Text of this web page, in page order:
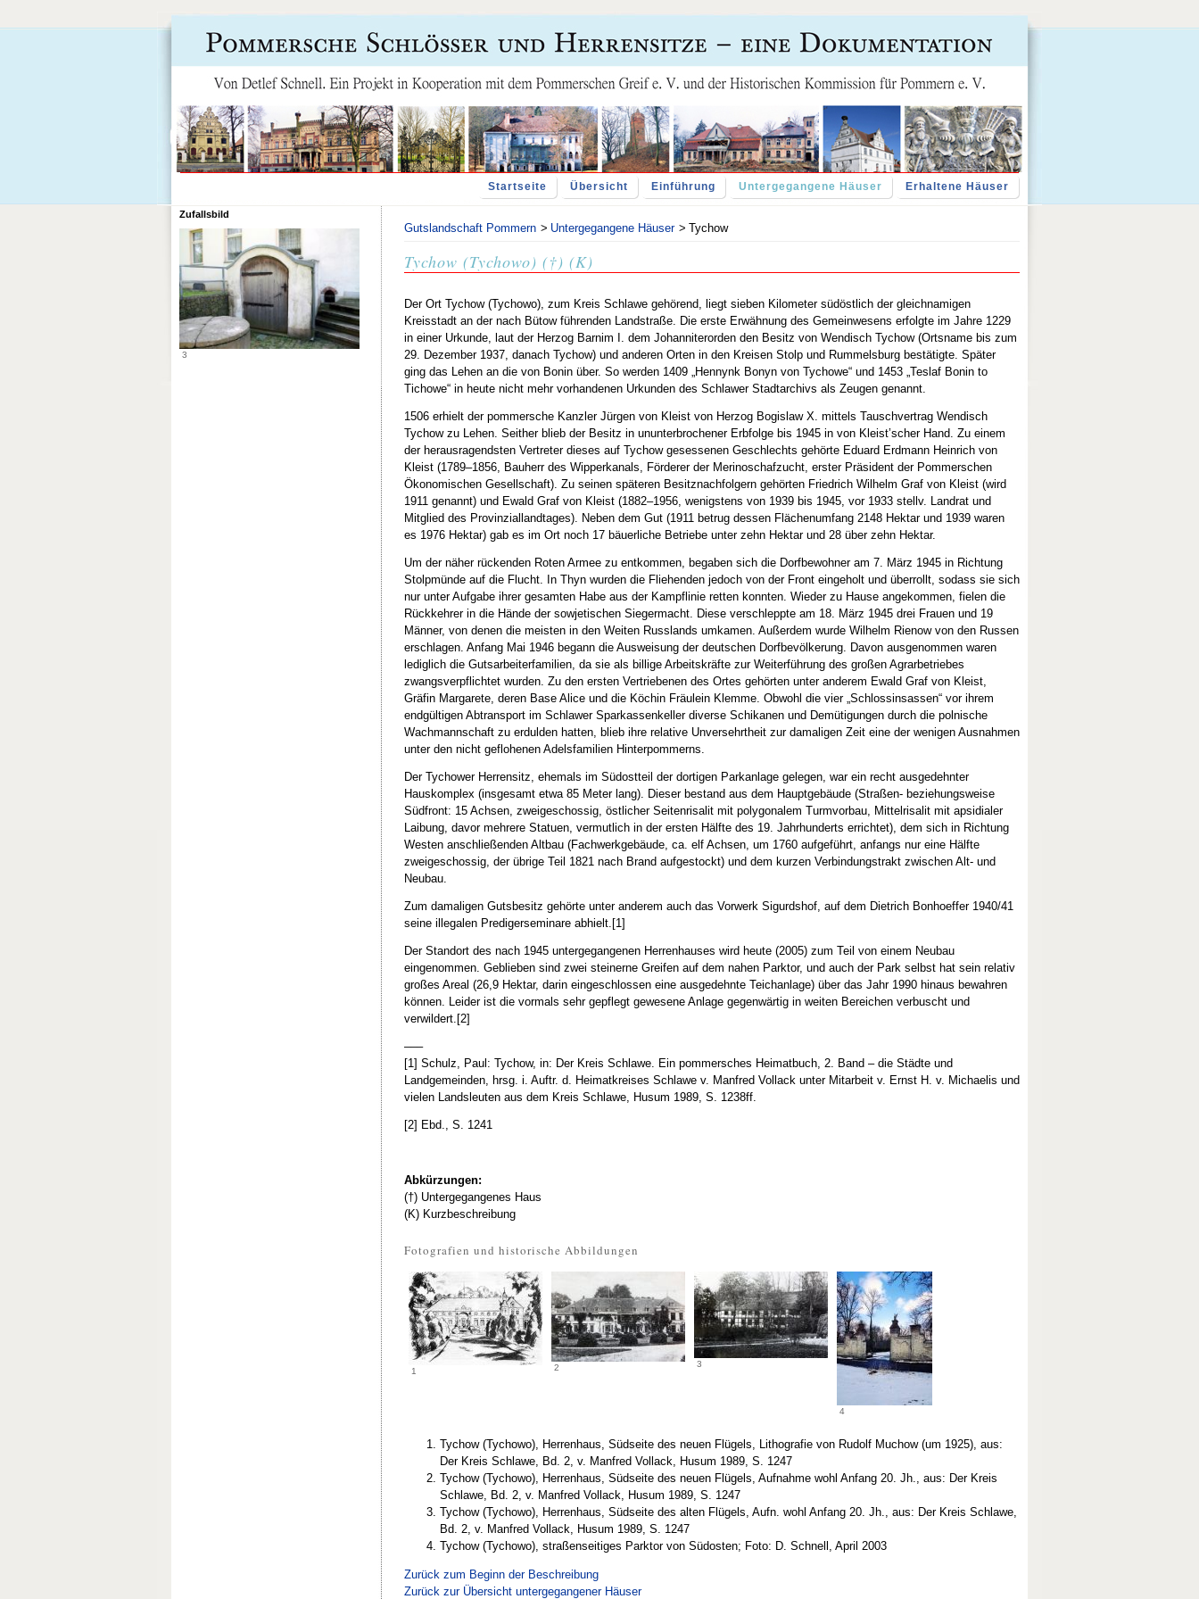
Startseite Übersicht Einführung Untergegangene Häuser Erhaltene Häuser
Gutslandschaft Pommern Untergegangene Häuser Tychow
Tychow (Tychowo) (†) (K)
Der Ort Tychow (Tychowo), zum Kreis Schlawe gehörend, liegt sieben Kilometer südöstlich der gleichnamigen
Kreisstadt an der nach Bütow führenden Landstraße. Die erste Erwähnung des Gemeinwesens erfolgte im Jahre 1229
in einer Urkunde, laut der Herzog Barnim I. dem Johanniterorden den Besitz von Wendisch Tychow (Ortsname bis zum
29. Dezember 1937, danach Tychow) und anderen Orten in den Kreisen Stolp und Rummelsburg bestätigte. Später
ging das Lehen an die von Bonin über. So werden 1409 „Hennynk Bonyn von Tychowe“ und 1453 „Teslaf Bonin to
Tichowe“ in heute nicht mehr vorhandenen Urkunden des Schlawer Stadtarchivs als Zeugen genannt.
1506 erhielt der pommersche Kanzler Jürgen von Kleist von Herzog Bogislaw X. mittels Tauschvertrag Wendisch
Tychow zu Lehen. Seither blieb der Besitz in ununterbrochener Erbfolge bis 1945 in von Kleist’scher Hand. Zu einem
der herausragendsten Vertreter dieses auf Tychow gesessenen Geschlechts gehörte Eduard Erdmann Heinrich von
Kleist (1789–1856, Bauherr des Wipperkanals, Förderer der Merinoschafzucht, erster Präsident der Pommerschen
Ökonomischen Gesellschaft). Zu seinen späteren Besitznachfolgern gehörten Friedrich Wilhelm Graf von Kleist (wird
1911 genannt) und Ewald Graf von Kleist (1882–1956, wenigstens von 1939 bis 1945, vor 1933 stellv. Landrat und
Mitglied des Provinziallandtages). Neben dem Gut (1911 betrug dessen Flächenumfang 2148 Hektar und 1939 waren
es 1976 Hektar) gab es im Ort noch 17 bäuerliche Betriebe unter zehn Hektar und 28 über zehn Hektar.
Um der näher rückenden Roten Armee zu entkommen, begaben sich die Dorfbewohner am 7. März 1945 in Richtung
Stolpmünde auf die Flucht. In Thyn wurden die Fliehenden jedoch von der Front eingeholt und überrollt, sodass sie sich
nur unter Aufgabe ihrer gesamten Habe aus der Kampflinie retten konnten. Wieder zu Hause angekommen, fielen die
Rückkehrer in die Hände der sowjetischen Siegermacht. Diese verschleppte am 18. März 1945 drei Frauen und 19
Männer, von denen die meisten in den Weiten Russlands umkamen. Außerdem wurde Wilhelm Rienow von den Russen
erschlagen. Anfang Mai 1946 begann die Ausweisung der deutschen Dorfbevölkerung. Davon ausgenommen waren
lediglich die Gutsarbeiterfamilien, da sie als billige Arbeitskräfte zur Weiterführung des großen Agrarbetriebes
zwangsverpflichtet wurden. Zu den ersten Vertriebenen des Ortes gehörten unter anderem Ewald Graf von Kleist,
Gräfin Margarete, deren Base Alice und die Köchin Fräulein Klemme. Obwohl die vier „Schlossinsassen“ vor ihrem
endgültigen Abtransport im Schlawer Sparkassenkeller diverse Schikanen und Demütigungen durch die polnische
Wachmannschaft zu erdulden hatten, blieb ihre relative Unversehrtheit zur damaligen Zeit eine der wenigen Ausnahmen
unter den nicht geflohenen Adelsfamilien Hinterpommerns.
Der Tychower Herrensitz, ehemals im Südostteil der dortigen Parkanlage gelegen, war ein recht ausgedehnter
Hauskomplex (insgesamt etwa 85 Meter lang). Dieser bestand aus dem Hauptgebäude (Straßen- beziehungsweise
Südfront: 15 Achsen, zweigeschossig, östlicher Seitenrisalit mit polygonalem Turmvorbau, Mittelrisalit mit apsidialer
Laibung, davor mehrere Statuen, vermutlich in der ersten Hälfte des 19. Jahrhunderts errichtet), dem sich in Richtung
Westen anschließenden Altbau (Fachwerkgebäude, ca. elf Achsen, um 1760 aufgeführt, anfangs nur eine Hälfte
zweigeschossig, der übrige Teil 1821 nach Brand aufgestockt) und dem kurzen Verbindungstrakt zwischen Alt- und
Neubau.
Zum damaligen Gutsbesitz gehörte unter anderem auch das Vorwerk Sigurdshof, auf dem Dietrich Bonhoeffer 1940/41
seine illegalen Predigerseminare abhielt.[1]
Der Standort des nach 1945 untergegangenen Herrenhauses wird heute (2005) zum Teil von einem Neubau
eingenommen. Geblieben sind zwei steinerne Greifen auf dem nahen Parktor, und auch der Park selbst hat sein relativ
großes Areal (26,9 Hektar, darin eingeschlossen eine ausgedehnte Teichanlage) über das Jahr 1990 hinaus bewahren
können. Leider ist die vormals sehr gepflegt gewesene Anlage gegenwärtig in weiten Bereichen verbuscht und
verwildert.[2]
–––
[1] Schulz, Paul: Tychow, in: Der Kreis Schlawe. Ein pommersches Heimatbuch, 2. Band – die Städte und
Landgemeinden, hrsg. i. Auftr. d. Heimatkreises Schlawe v. Manfred Vollack unter Mitarbeit v. Ernst H. v. Michaelis und
vielen Landsleuten aus dem Kreis Schlawe, Husum 1989, S. 1238ff.
[2] Ebd., S. 1241
Abkürzungen:
(†) Untergegangenes Haus
(K) Kurzbeschreibung
Fotografien und historische Abbildungen
1 2 3
4
Tychow (Tychowo), Herrenhaus, Südseite des neuen Flügels, Lithografie von Rudolf Muchow (um 1925), aus:
Der Kreis Schlawe, Bd. 2, v. Manfred Vollack, Husum 1989, S. 1247
Tychow (Tychowo), Herrenhaus, Südseite des neuen Flügels, Aufnahme wohl Anfang 20. Jh., aus: Der Kreis
Schlawe, Bd. 2, v. Manfred Vollack, Husum 1989, S. 1247
Tychow (Tychowo), Herrenhaus, Südseite des alten Flügels, Aufn. wohl Anfang 20. Jh., aus: Der Kreis Schlawe,
Bd. 2, v. Manfred Vollack, Husum 1989, S. 1247
Tychow (Tychowo), straßenseitiges Parktor von Südosten; Foto: D. Schnell, April 2003
Zurück zum Beginn der Beschreibung
Zurück zur Übersicht untergegangener Häuser
Zufallsbild
3